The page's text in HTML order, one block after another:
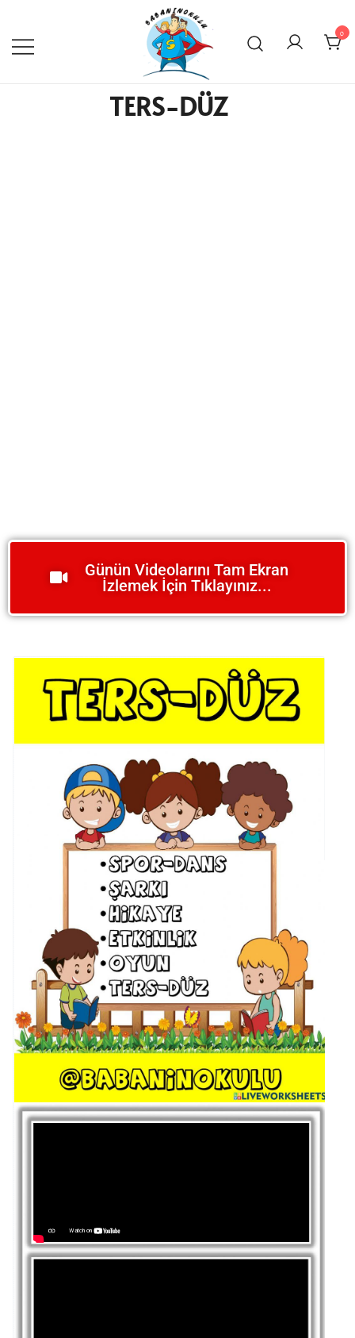
BabanınOkulu
Babanınokulu
0
TERS-DÜZ
Günün Videolarını Tam Ekran
İzlemek İçin Tıklayınız...